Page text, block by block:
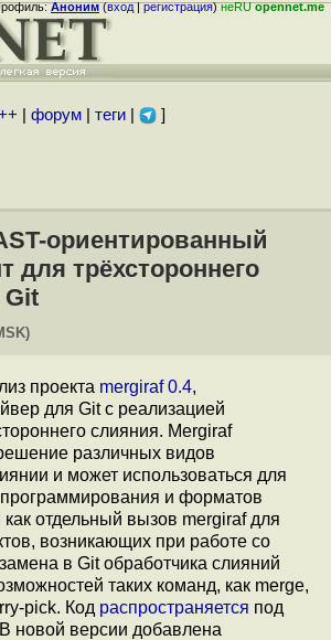
Аноним(вход|регистрация)неRUopennet.me
форум| теги| ]
ориентированный
для трёхстороннего
Git
проекта mergiraf 0.4,
для Git с реализацией
слияния. Mergiraf
различных видов
и может использоваться для
и форматов
отдельный вызов mergiraf для
возникающих при работе со
в Git обработчика слияний
таких команд, как merge,
pick. Код распространяется под
новой версии добавлена